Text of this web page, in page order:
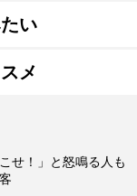
い
メ
こせ！」と怒鳴る人